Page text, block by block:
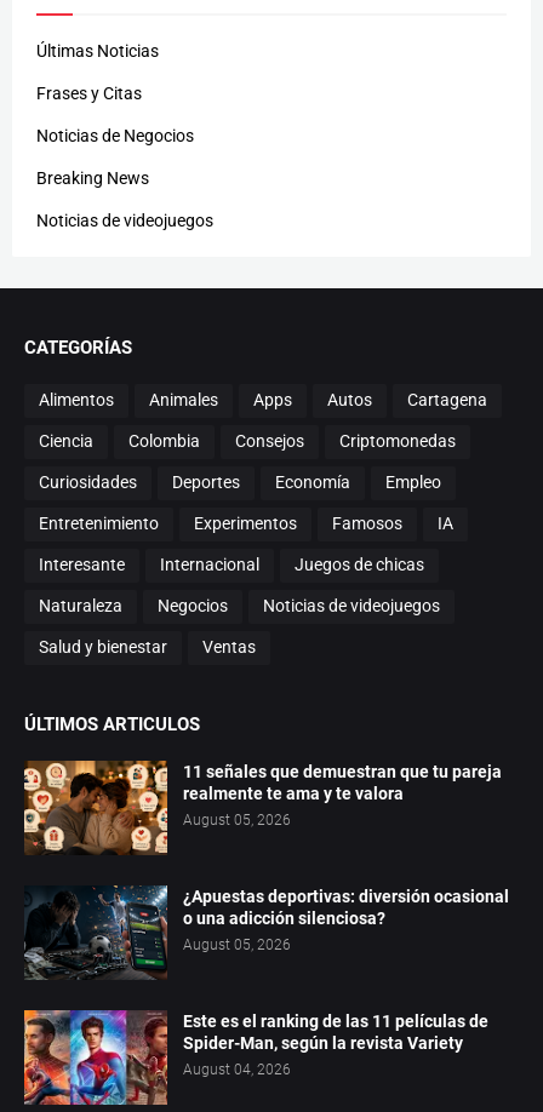
Últimas Noticias
Frases y Citas
Noticias de Negocios
Breaking News
Noticias de videojuegos
CATEGORÍAS
Alimentos Animales Apps Autos Cartagena
Ciencia Colombia Consejos Criptomonedas
Curiosidades Deportes Economía Empleo
Entretenimiento Experimentos Famosos IA
Interesante Internacional Juegos de chicas
Naturaleza Negocios Noticias de videojuegos
Salud y bienestar Ventas
ÚLTIMOS ARTICULOS
11 señales que demuestran que tu pareja
realmente te ama y te valora
August 05, 2026
¿Apuestas deportivas: diversión ocasional
o una adicción silenciosa?
August 05, 2026
Este es el ranking de las 11 películas de
Spider-Man, según la revista Variety
August 04, 2026